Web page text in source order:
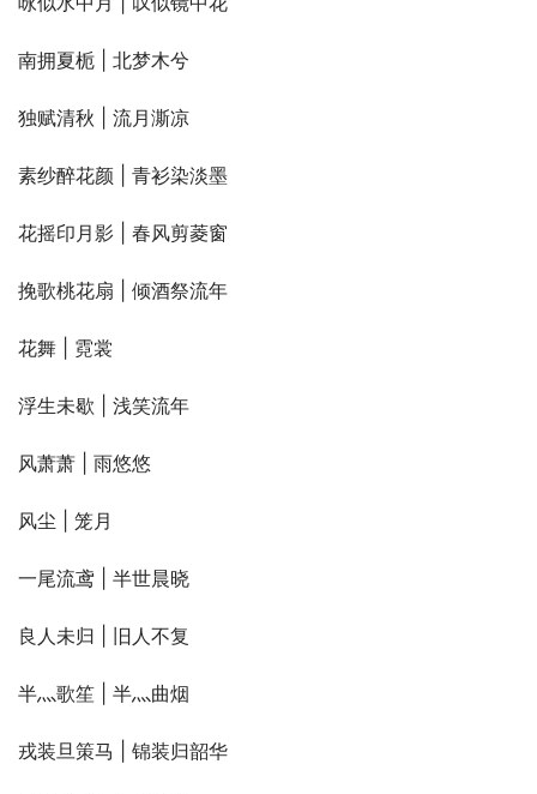
南拥夏栀 | 北梦木兮
独赋清秋 | 流月澌凉
素纱醉花颜 | 青衫染淡墨
花摇印月影 | 春风剪菱窗
挽歌桃花扇 | 倾酒祭流年
花舞 | 霓裳
浮生未歇 | 浅笑流年
风萧萧 | 雨悠悠
风尘 | 笼月
一尾流鸢 | 半世晨晓
良人未归 | 旧人不复
半灬歌笙 | 半灬曲烟
戎装旦策马 | 锦装归韶华